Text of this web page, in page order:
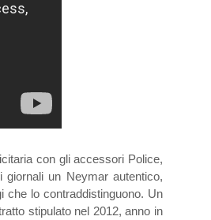
con gli accessori Police,
un Neymar autentico,
che lo contraddistinguono. Un
stipulato nel 2012, anno in